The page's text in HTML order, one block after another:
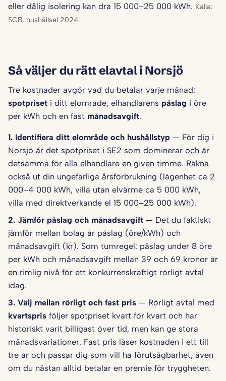
eller dålig isolering kan dra 15 000–25 000 kWh. Källa:
SCB, hushållsel 2024.
Så väljer du rätt elavtal i Norsjö
Tre kostnader avgör vad du betalar varje månad:
spotpriset i ditt elområde, elhandlarens påslag i öre
per kWh och en fast månadsavgift.
1. Identifiera ditt elområde och hushålls­typ — För dig i
Norsjö är det spotpriset i SE2 som dominerar och är
detsamma för alla elhandlare en given timme. Räkna
också ut din ungefärliga årsförbrukning (lägenhet ca 2
000–4 000 kWh, villa utan elvärme ca 5 000 kWh,
villa med direktverkande el 15 000–25 000 kWh).
2. Jämför påslag och månadsavgift — Det du faktiskt
jämför mellan bolag är påslag (öre/kWh) och
månadsavgift (kr). Som tumregel: påslag under 8 öre
per kWh och månadsavgift mellan 39 och 69 kronor är
en rimlig nivå för ett konkurrenskraftigt rörligt avtal
idag.
3. Välj mellan rörligt och fast pris — Rörligt avtal med
kvartspris följer spotpriset kvart för kvart och har
historiskt varit billigast över tid, men kan ge stora
månadsvariationer. Fast pris låser kostnaden i ett till
tre år och passar dig som vill ha förutsägbarhet, även
om du nästan alltid betalar en premie för tryggheten.